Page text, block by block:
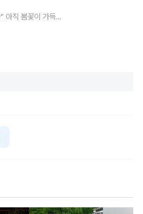
"한국관광 100선에 이름을 올렸습니다" 아직 봄꽃이 가득한 봄 산책 명소